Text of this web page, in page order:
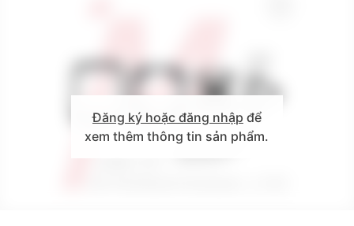
Đăng ký hoặc đăng nhập để
xem thêm thông tin sản phẩm.